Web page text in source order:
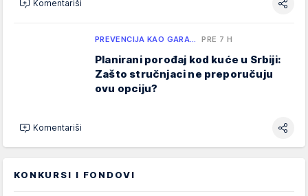
Komentariši
PREVENCIJA KAO GARA… PRE 7 H
Planirani porođaj kod kuće u Srbiji:
Zašto stručnjaci ne preporučuju
ovu opciju?
Komentariši
KONKURSI I FONDOVI